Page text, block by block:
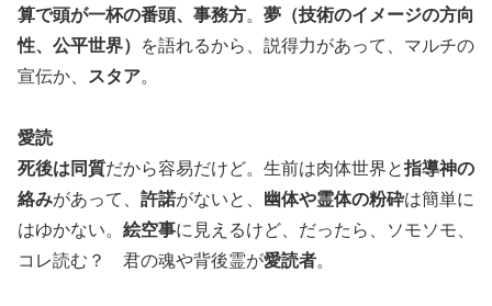
算で頭が一杯の番頭、事務方。 夢（技術のイメージの方向
性、公平世界）
を語れるから、説得力があって、マルチの
宣伝か、
スタア。
愛読
死後は同質だから容易だけど。生前は肉体世界と指導神の
絡みがあって、 許諾がないと、 幽体や霊体の粉砕は簡単に
はゆかない。 絵空事に見えるけど、だったら、ソモソモ、
コレ読む？ 君の魂や背後霊が愛読者。